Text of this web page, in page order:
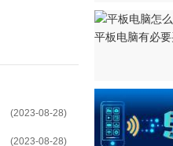
(2023-08-28)
(2023-08-28)